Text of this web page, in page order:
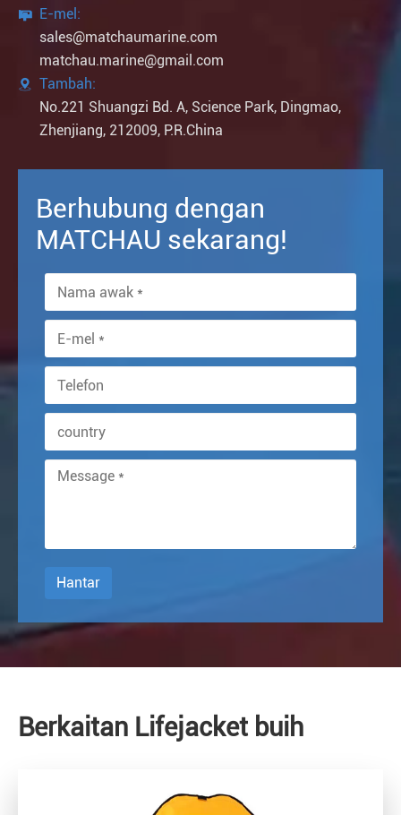

E-mel:
sales@matchaumarine.com
matchau.marine@gmail.com

Tambah:
No.221 Shuangzi Bd. A, Science Park, Dingmao,
Zhenjiang, 212009, P.R.China
Berhubung dengan
MATCHAU sekarang!
Hantar
Berkaitan Lifejacket buih